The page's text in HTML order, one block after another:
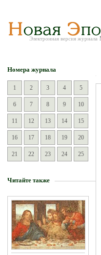
Электронная версия журнала
Номера журнала
1 2 3 4 5
6 7 8 9 10
11 12 13 14 15
16 17 18 19 20
21 22 23 24 25
Читайте также